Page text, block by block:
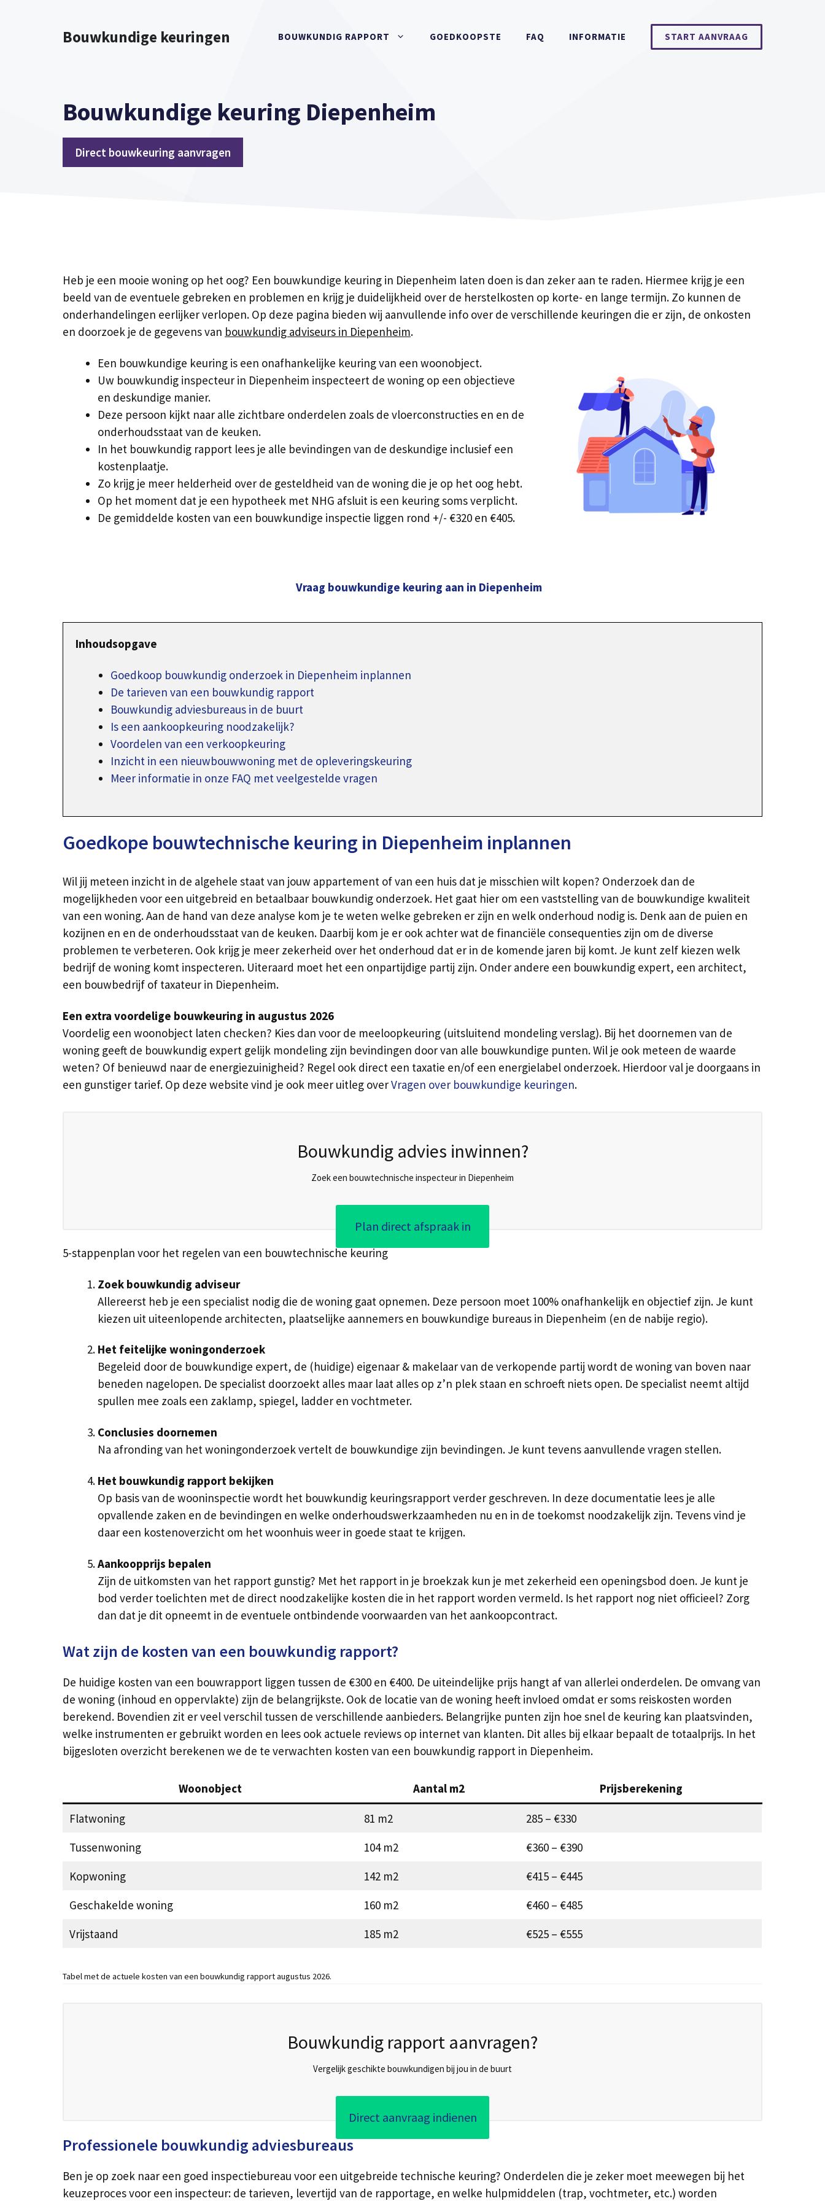
Bouwkundige keuringen BOUWKUNDIG RAPPORT GOEDKOOPSTE FAQ INFORMATIE START AANVRAAG
Bouwkundige keuring Diepenheim
Direct bouwkeuring aanvragen
Heb je een mooie woning op het oog? Een bouwkundige keuring in Diepenheim laten doen is dan zeker aan te raden. Hiermee krijg je een
beeld van de eventuele gebreken en problemen en krijg je duidelijkheid over de herstelkosten op korte- en lange termijn. Zo kunnen de
onderhandelingen eerlijker verlopen. Op deze pagina bieden wij aanvullende info over de verschillende keuringen die er zijn, de onkosten
en doorzoek je de gegevens van bouwkundig adviseurs in Diepenheim.
Een bouwkundige keuring is een onafhankelijke keuring van een woonobject.
Uw bouwkundig inspecteur in Diepenheim inspecteert de woning op een objectieve
en deskundige manier.
Deze persoon kijkt naar alle zichtbare onderdelen zoals de vloerconstructies en en de
onderhoudsstaat van de keuken.
In het bouwkundig rapport lees je alle bevindingen van de deskundige inclusief een
kostenplaatje.
Zo krijg je meer helderheid over de gesteldheid van de woning die je op het oog hebt.
Op het moment dat je een hypotheek met NHG afsluit is een keuring soms verplicht.
De gemiddelde kosten van een bouwkundige inspectie liggen rond +/- €320 en €405.
Vraag bouwkundige keuring aan in Diepenheim
Inhoudsopgave
Goedkoop bouwkundig onderzoek in Diepenheim inplannen
De tarieven van een bouwkundig rapport
Bouwkundig adviesbureaus in de buurt
Is een aankoopkeuring noodzakelijk?
Voordelen van een verkoopkeuring
Inzicht in een nieuwbouwwoning met de opleveringskeuring
Meer informatie in onze FAQ met veelgestelde vragen
Goedkope bouwtechnische keuring in Diepenheim inplannen
Wil jij meteen inzicht in de algehele staat van jouw appartement of van een huis dat je misschien wilt kopen? Onderzoek dan de
mogelijkheden voor een uitgebreid en betaalbaar bouwkundig onderzoek. Het gaat hier om een vaststelling van de bouwkundige kwaliteit
van een woning. Aan de hand van deze analyse kom je te weten welke gebreken er zijn en welk onderhoud nodig is. Denk aan de puien en
kozijnen en en de onderhoudsstaat van de keuken. Daarbij kom je er ook achter wat de financiële consequenties zijn om de diverse
problemen te verbeteren. Ook krijg je meer zekerheid over het onderhoud dat er in de komende jaren bij komt. Je kunt zelf kiezen welk
bedrijf de woning komt inspecteren. Uiteraard moet het een onpartijdige partij zijn. Onder andere een bouwkundig expert, een architect,
een bouwbedrijf of taxateur in Diepenheim.
Een extra voordelige bouwkeuring in augustus 2026
Voordelig een woonobject laten checken? Kies dan voor de meeloopkeuring (uitsluitend mondeling verslag). Bij het doornemen van de
woning geeft de bouwkundig expert gelijk mondeling zijn bevindingen door van alle bouwkundige punten. Wil je ook meteen de waarde
weten? Of benieuwd naar de energiezuinigheid? Regel ook direct een taxatie en/of een energielabel onderzoek. Hierdoor val je doorgaans in
een gunstiger tarief. Op deze website vind je ook meer uitleg overVragen over bouwkundige keuringen.
Bouwkundig advies inwinnen?
Zoek een bouwtechnische inspecteur in Diepenheim
Plan direct afspraak in
5-stappenplan voor het regelen van een bouwtechnische keuring
Zoek bouwkundig adviseur
Allereerst heb je een specialist nodig die de woning gaat opnemen. Deze persoon moet 100% onafhankelijk en objectief zijn. Je kunt
kiezen uit uiteenlopende architecten, plaatselijke aannemers en bouwkundige bureaus in Diepenheim (en de nabije regio).
Het feitelijke woningonderzoek
Begeleid door de bouwkundige expert, de (huidige) eigenaar & makelaar van de verkopende partij wordt de woning van boven naar
beneden nagelopen. De specialist doorzoekt alles maar laat alles op z’n plek staan en schroeft niets open. De specialist neemt altijd
spullen mee zoals een zaklamp, spiegel, ladder en vochtmeter.
Conclusies doornemen
Na afronding van het woningonderzoek vertelt de bouwkundige zijn bevindingen. Je kunt tevens aanvullende vragen stellen.
Het bouwkundig rapport bekijken
Op basis van de wooninspectie wordt het bouwkundig keuringsrapport verder geschreven. In deze documentatie lees je alle
opvallende zaken en de bevindingen en welke onderhoudswerkzaamheden nu en in de toekomst noodzakelijk zijn. Tevens vind je
daar een kostenoverzicht om het woonhuis weer in goede staat te krijgen.
Aankoopprijs bepalen
Zijn de uitkomsten van het rapport gunstig? Met het rapport in je broekzak kun je met zekerheid een openingsbod doen. Je kunt je
bod verder toelichten met de direct noodzakelijke kosten die in het rapport worden vermeld. Is het rapport nog niet officieel? Zorg
dan dat je dit opneemt in de eventuele ontbindende voorwaarden van het aankoopcontract.
Wat zijn de kosten van een bouwkundig rapport?
De huidige kosten van een bouwrapport liggen tussen de €300 en €400. De uiteindelijke prijs hangt af van allerlei onderdelen. De omvang van
de woning (inhoud en oppervlakte) zijn de belangrijkste. Ook de locatie van de woning heeft invloed omdat er soms reiskosten worden
berekend. Bovendien zit er veel verschil tussen de verschillende aanbieders. Belangrijke punten zijn hoe snel de keuring kan plaatsvinden,
welke instrumenten er gebruikt worden en lees ook actuele reviews op internet van klanten. Dit alles bij elkaar bepaalt de totaalprijs. In het
bijgesloten overzicht berekenen we de te verwachten kosten van een bouwkundig rapport in Diepenheim.
Woonobject Aantal m2 Prijsberekening
Flatwoning 81 m2
285 – €330
Tussenwoning
104 m2
€360 – €390
Kopwoning
142 m2
€415 – €445
Geschakelde woning
160 m2
€460 – €485
Vrijstaand
185 m2 €525 – €555
Tabel met de actuele kosten van een bouwkundig rapport augustus 2026.
Bouwkundig rapport aanvragen?
Vergelijk geschikte bouwkundigen bij jou in de buurt
Direct aanvraag indienen
Professionele bouwkundig adviesbureaus
Ben je op zoek naar een goed inspectiebureau voor een uitgebreide technische keuring? Onderdelen die je zeker moet meewegen bij het
keuzeproces voor een inspecteur: de tarieven, levertijd van de rapportage, en welke hulpmiddelen (trap, vochtmeter, etc.) worden